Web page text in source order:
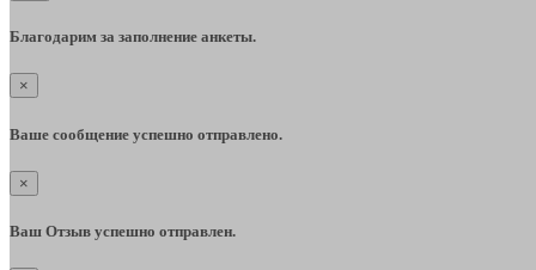
Благодарим за заполнение анкеты.
×
Ваше сообщение успешно отправлено.
×
Ваш Отзыв успешно отправлен.